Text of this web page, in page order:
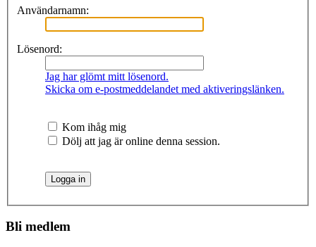
Användarnamn:
Lösenord:
Jag har glömt mitt lösenord.
Skicka om e-postmeddelandet med aktiveringslänken.
Kom ihåg mig
Dölj att jag är online denna session.
Bli medlem